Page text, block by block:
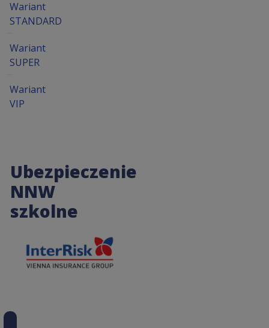
Wariant
STANDARD
Wariant
SUPER
Wariant
VIP
Ubezpieczenie
NNW
szkolne